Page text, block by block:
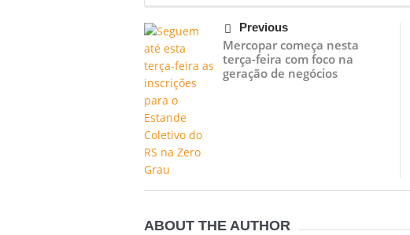
Previous
Mercopar começa nesta
terça-feira com foco na
geração de negócios
ABOUT THE AUTHOR